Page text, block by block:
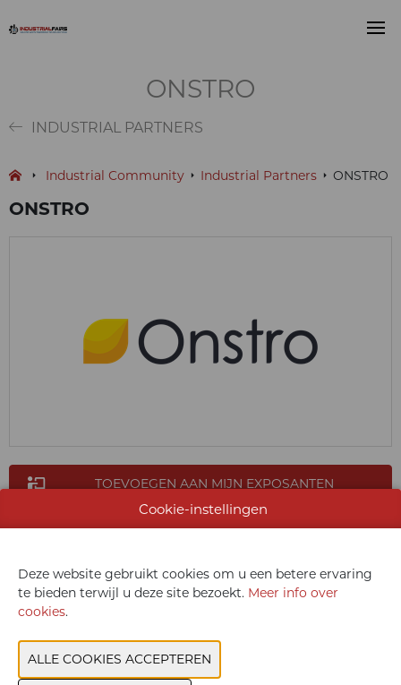
ONSTRO
INDUSTRIAL PARTNERS
Industrial Community Industrial Partners ONSTRO
ONSTRO
TOEVOEGEN AAN MIJN EXPOSANTEN
PRODUCTGROEP
Cookie-instellingen
Deze website gebruikt cookies om u een betere ervaring
te bieden terwijl u deze site bezoekt. Meer info over
cookies.